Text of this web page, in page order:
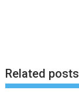
Related posts